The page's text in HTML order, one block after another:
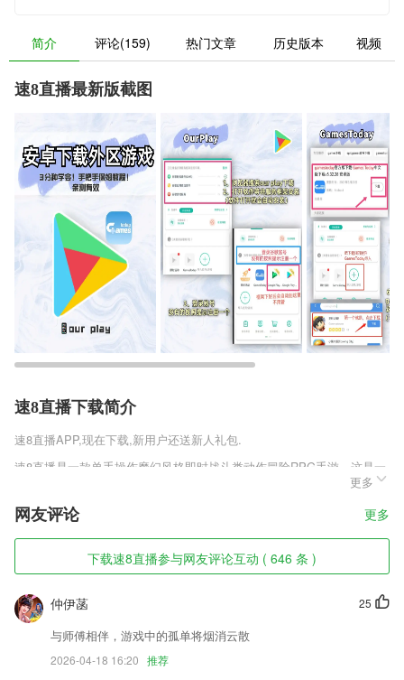
简介 评论(159) 热门文章 历史版本 视频
速8直播最新版截图
速8直播下载简介
速8直播APP,现在下载,新用户还送新人礼包.
速8直播是一款单手操作魔幻风格即时战斗类动作冒险RPG手游，这是一
个全新的欧美风格魔幻的世界，拥有高清细腻的游戏画质，匠心设计的人
物形象造型让你眼前一新，跌岩起伏的全新剧情让人流连忘返，黑暗暴戾
的异界战场给你原汁原味的魔幻体验，喜欢漫步岛官方正版v1.0.0.1这款
游戏的玩家千万不要错过，快来趣趣手游网下载吧!
速8直播软件特色
1,每天都会为你提供不同的运势内容，你能够在线了解自己的当天运势。
2,动画+实景解说:知识点视频采用"动画+实景"的方式呈现,既展示了真实
的海洋环境,生物特征,又能帮助孩子理解、掌握百科知识
3,上课透明效果跟进：随时回放，重点复习，课后专业点评并针对性指
更多
网友评论 更多
下载速8直播参与网友评论互动 ( 646 条 )
25
仲伊菡
与师傅相伴，游戏中的孤单将烟消云散
2026-04-18 16:20 推荐